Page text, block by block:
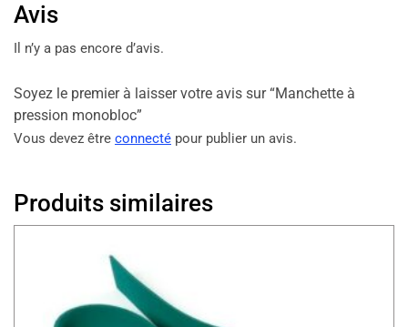
Avis
Il n’y a pas encore d’avis.
Soyez le premier à laisser votre avis sur “Manchette à
pression monobloc”
Vous devez être connecté pour publier un avis.
Produits similaires